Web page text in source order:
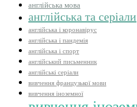
англійська мова
англійська та серіали
англійська і коронавірус
англійська і пандемія
англійська і спорт
англійський письменник
англійські серіали
вивчення французької мови
вивчення іноземної